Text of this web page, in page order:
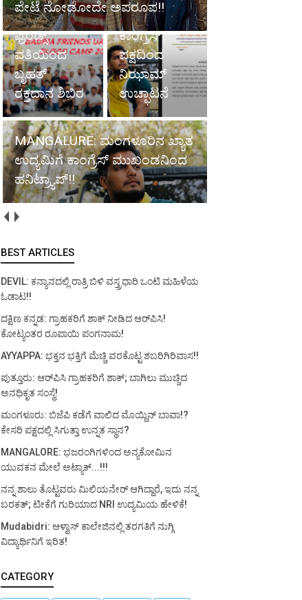
ಪೇಟೆ ನೋಡೋದೇ ಅಪರೂಪ!!
ದುಬೈ: ಬದ್ರಿಯಾ
ಫ್ರೆಂಡ್ಸ್
ವತಿಯಿಂದ
ಬೃಹತ್
ರಕ್ತದಾನ ಶಿಬಿರ
ಹನಿಟ್ರ್ಯಾಪ್;
ಕಾಂಗ್ರೆಸ್
ಪಕ್ಷದಿಂದ
ನಿಝಾಮ್
ಉಚ್ಛಾಟನೆ
MANGALURE: ಮಂಗಳೂರಿನ ಖ್ಯಾತ
ಉದ್ಯಮಿಗೆ ಕಾಂಗ್ರೆಸ್ ಮುಖಂಡನಿಂದ
ಹನಿಟ್ರ್ಯಾಪ್!!
BEST ARTICLES
DEVIL: ಕನ್ಯಾನದಲ್ಲಿ ರಾತ್ರಿ ಬಿಳಿ ವಸ್ತ್ರಧಾರಿ ಒಂಟಿ ಮಹಿಳೆಯ
ಓಡಾಟ!!
ದಕ್ಷಿಣ ಕನ್ನಡ: ಗ್ರಾಹಕರಿಗೆ ಶಾಕ್ ನೀಡಿದ ಆರ್‌ಪಿಸಿ!
ಕೋಟ್ಯಂತರ ರೂಪಾಯಿ ಪಂಗನಾಮ!
AYYAPPA: ಭಕ್ತನ ಭಕ್ತಿಗೆ ಮೆಚ್ಚಿ ವರಕೊಟ್ಟ ಶಬರಿಗಿರಿವಾಸ!!
ಪುತ್ತೂರು: ಆರ್‌ಪಿಸಿ ಗ್ರಾಹಕರಿಗೆ ಶಾಕ್; ಬಾಗಿಲು ಮುಚ್ಚಿದ
ಅನಧಿಕೃತ ಸಂಸ್ಥೆ!
ಮಂಗಳೂರು: ಬಿಜೆಪಿ ಕಡೆಗೆ ವಾಲಿದ ಮೊಯ್ದಿನ್ ಬಾವಾ!?
ಕೇಸರಿ ಪಕ್ಷದಲ್ಲಿ ಸಿಗುತ್ತಾ ಉನ್ನತ ಸ್ಥಾನ?
MANGALORE: ಭಜರಂಗಿಗಳಿಂದ ಅನ್ಯಕೋಮಿನ
ಯುವಕನ ಮೇಲೆ ಅಟ್ಯಾಕ್...!!!
ನನ್ನ ಶಾಲು ತೊಟ್ಟವರು ಮಿಲಿಯನೇರ್ ಆಗಿದ್ದಾರೆ, ಇದು ನನ್ನ
ಬರಕತ್; ಟೀಕೆಗೆ ಗುರಿಯಾದ NRI ಉದ್ಯಮಿಯ ಹೇಳಿಕೆ!
Mudabidri: ಆಳ್ವಾಸ್ ಕಾಲೇಜಿನಲ್ಲಿ ತರಗತಿಗೆ ನುಗ್ಗಿ
ವಿದ್ಯಾರ್ಥಿನಿಗೆ ಇರಿತ!
CATEGORY